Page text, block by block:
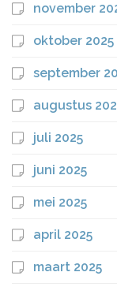
november
oktober 2025
september
augustus
juli 2025
juni 2025
mei 2025
april 2025
maart 2025